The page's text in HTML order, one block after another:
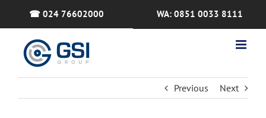
☎ 024 76602000 WA: 0851 0033 8111
Previous Next